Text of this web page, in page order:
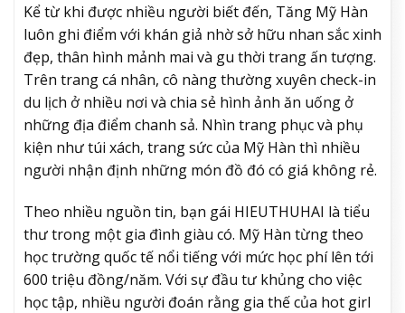
Kể từ khi được nhiều người biết đến, Tăng Mỹ Hàn
luôn ghi điểm với khán giả nhờ sở hữu nhan sắc xinh
đẹp, thân hình mảnh mai và gu thời trang ấn tượng.
Trên trang cá nhân, cô nàng thường xuyên check-in
du lịch ở nhiều nơi và chia sẻ hình ảnh ăn uống ở
những địa điểm chanh sả. Nhìn trang phục và phụ
kiện như túi xách, trang sức của Mỹ Hàn thì nhiều
người nhận định những món đồ đó có giá không rẻ.
Theo nhiều nguồn tin, bạn gái HIEUTHUHAI là tiểu
thư trong một gia đình giàu có. Mỹ Hàn từng theo
học trường quốc tế nổi tiếng với mức học phí lên tới
600 triệu đồng/năm. Với sự đầu tư khủng cho việc
học tập, nhiều người đoán rằng gia thế của hot girl